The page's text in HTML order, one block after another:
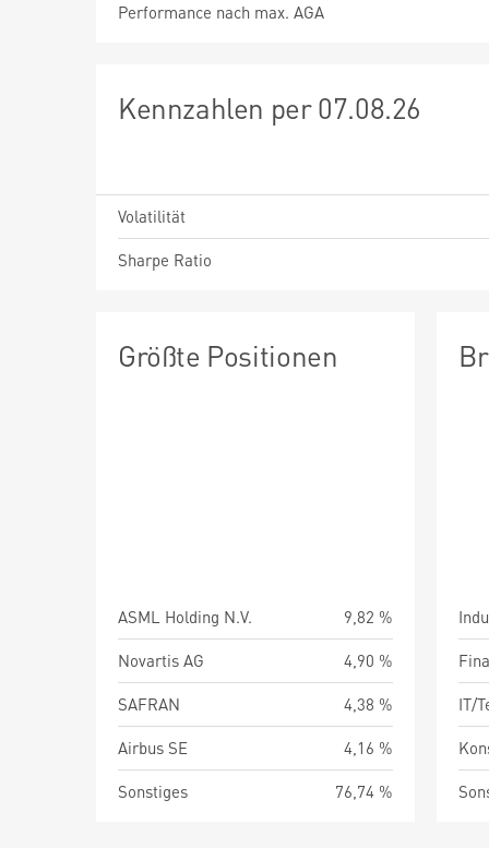
Performance nach max. AGA
Kennzahlen per 07.08.26
Volatilität
Sharpe Ratio
Größte Positionen
ASML Holding N.V.
9,82 %
Novartis AG
4,90 %
SAFRAN
4,38 %
Airbus SE
4,16 %
Sonstiges
76,74 %
IT/